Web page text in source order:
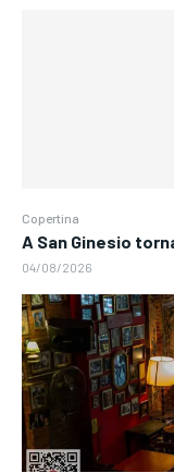
Copertina
A San Ginesio
04/08/2026